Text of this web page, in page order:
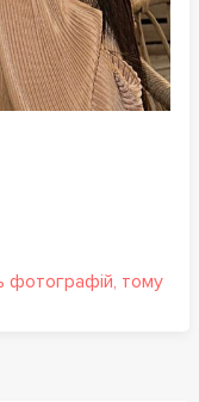
фотографій, тому